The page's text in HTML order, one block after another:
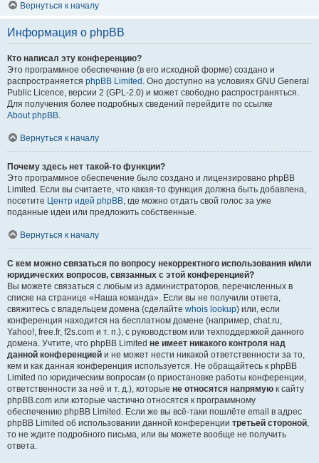
Вернуться к началу
Информация о phpBB
Кто написал эту конференцию?
Это программное обеспечение (в его исходной форме) создано и
распространяется phpBB Limited . Оно доступно на условиях GNU General
Public Licence, версии 2 (GPL-2.0) и может свободно распространяться.
Для получения более подробных сведений перейдите по ссылке
About phpBB.
Вернуться к началу
Почему здесь нет такой-то функции?
Это программное обеспечение было создано и лицензировано phpBB
Limited. Если вы считаете, что какая-то функция должна быть добавлена,
посетите Центр идей phpBB, где можно отдать свой голос за уже
поданные идеи или предложить собственные.
Вернуться к началу
С кем можно связаться по вопросу некорректного использования и/или
юридических вопросов, связанных с этой конференцией?
Вы можете связаться с любым из администраторов, перечисленных в
списке на странице «Наша команда». Если вы не получили ответа,
свяжитесь с владельцем домена (сделайте whois lookup) или, если
конференция находится на бесплатном домене (например, chat.ru,
Yahoo!, free.fr, f2s.com и т. п.), с руководством или техподдержкой данного
домена. Учтите, что phpBB Limited не имеет никакого контроля над
данной конференцией и не может нести никакой ответственности за то,
кем и как данная конференция используется. Не обращайтесь к phpBB
Limited по юридическим вопросам (о приостановке работы конференции,
ответственности за неё и т. д.), которые не относятся напрямую к сайту
phpBB.com или которые частично относятся к программному
обеспечению phpBB Limited. Если же вы всё-таки пошлёте email в адрес
phpBB Limited об использовании данной конференции третьей стороной,
то не ждите подробного письма, или вы можете вообще не получить
ответа.